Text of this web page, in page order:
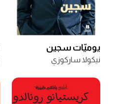
يوميّات سجين
نيكولا ساركوزي